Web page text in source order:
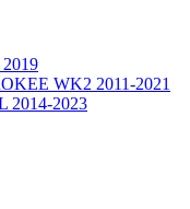
WK2 2011-2021
2014-2023